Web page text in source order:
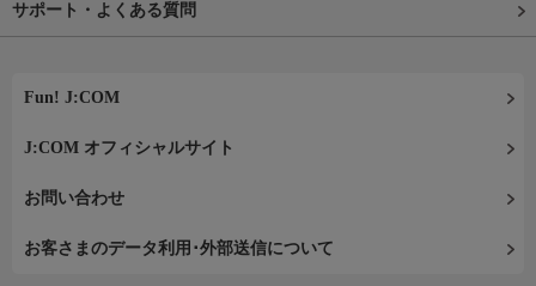
サポート・よくある質問
Fun! J:COM
J:COM オフィシャルサイト
お問い合わせ
お客さまのデータ利用･外部送信について